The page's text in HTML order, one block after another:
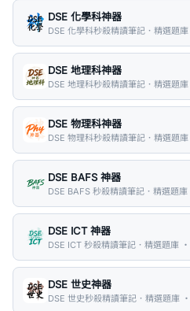
DSE 化學科神器
DSE 化學科秒殺精讀筆記．精選題
DSE 地理科神器
DSE 地理科秒殺精讀筆記．精選題
DSE 物理科神器
DSE 物理科秒殺精讀筆記．精選題
DSE BAFS 神器
DSE BAFS 秒殺精讀筆記．精選題
DSE ICT 神器
DSE ICT 秒殺精讀筆記．精選題庫
DSE 世史神器
DSE 世史秒殺精讀筆記．精選題庫